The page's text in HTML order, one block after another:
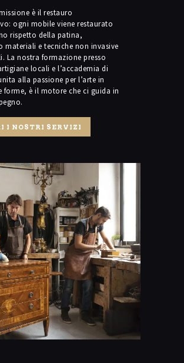
è il restauro
ogni mobile viene restaurato
rispetto della patina,
materiali e tecniche non invasive
La nostra formazione presso
locali e l’accademia di
alla passione per l’arte in
forme, è il motore che ci guida in
I NOSTRI SERVIZI